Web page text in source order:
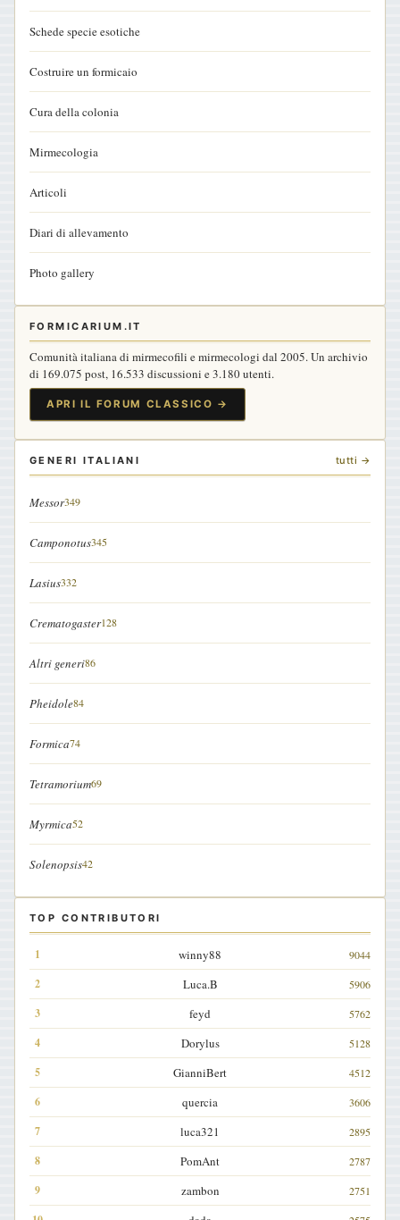
Schede specie esotiche
Costruire un formicaio
Cura della colonia
Mirmecologia
Articoli
Diari di allevamento
Photo gallery
FORMICARIUM.IT
Comunità italiana di mirmecofili e mirmecologi dal 2005. Un archivio
di 169.075 post, 16.533 discussioni e 3.180 utenti.
APRI IL FORUM CLASSICO →
GENERI ITALIANI tutti →
Messor349
Camponotus345
Lasius332
Crematogaster128
Altri generi86
Pheidole84
Formica74
Tetramorium69
Myrmica52
Solenopsis42
TOP CONTRIBUTORI
winny88 9044
Luca.B 5906
feyd 5762
Dorylus 5128
GianniBert 4512
quercia 3606
luca321 2895
PomAnt 2787
zambon 2751